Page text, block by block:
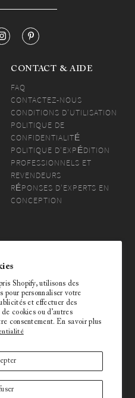
Shopify, utilisons des
pour personnaliser votre
et effectuer des
cookies ou d’autres
consentement. En savoir plus
CONTACT & AIDE
FAQ
CONTACTEZ-NOUS
CONDITIONS D'UTILISATION
POLITIQUE DE
CONFIDENTIALITÉ
POLITIQUE D'EXPÉDITION
PROFESSIONNELS ET
REVENDEURS
RÉPONSES D'EXPERTS EN
CONCEPTION
PROBLÈMES TECHNIQUES
COMMANDE
EXPÉDITION & RETOURS
ALL RIGHTS RESERVED.
OR COLLECTIONS AND/OR
REPORTED,
WITHOUT THE PRIOR